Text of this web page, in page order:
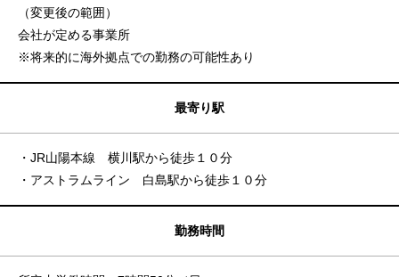
（変更後の範囲）
会社が定める事業所
※将来的に海外拠点での勤務の可能性あり
最寄り駅
・JR山陽本線 横川駅から徒歩１０分
・アストラムライン 白島駅から徒歩１０分
勤務時間